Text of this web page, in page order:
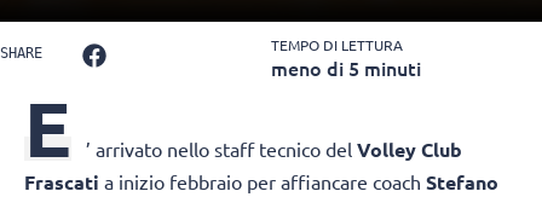
SHARE TEMPO DI LETTURA
meno di 5 minuti
E ’ arrivato nello staff tecnico del Volley Club
Frascati a inizio febbraio per affiancare coach Stefano